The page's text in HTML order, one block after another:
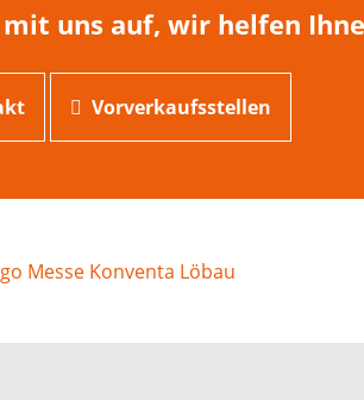
uns auf, wir helfen
Vorverkaufsstellen